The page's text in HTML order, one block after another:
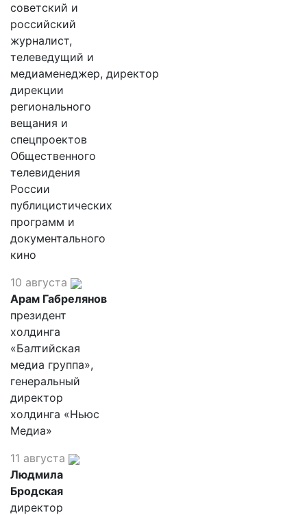
советский и
российский
журналист,
телеведущий и
медиаменеджер, директор
дирекции
регионального
вещания и
спецпроектов
Общественного
телевидения
России
публицистических
программ и
документального
кино
10 августа
Арам Габрелянов
президент
холдинга
«Балтийская
медиа группа»,
генеральный
директор
холдинга «Ньюс
Медиа»
11 августа
Людмила
Бродская
директор